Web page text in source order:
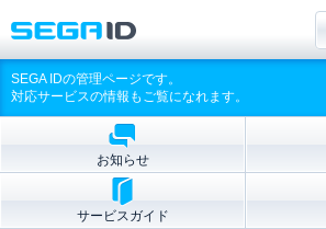
SEGA IDの管理ページです。
対応サービスの情報もご覧になれます。
お知らせ
サービスガイド